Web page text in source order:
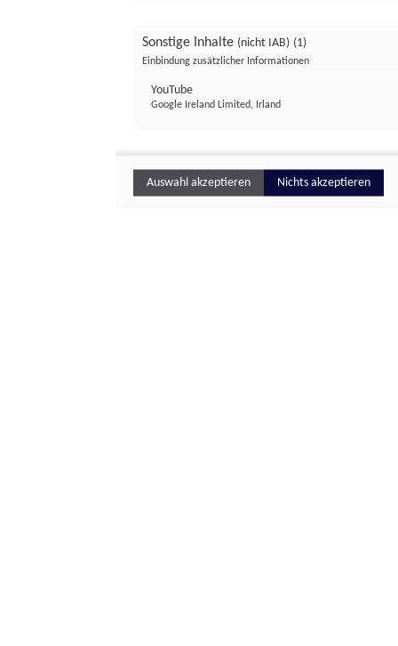
Sonstige Inhalte (nicht IAB) (1)
Einbindung zusätzlicher Informationen
YouTube
Google Ireland Limited, Irland
Auswahl akzeptieren Nichts akzeptieren